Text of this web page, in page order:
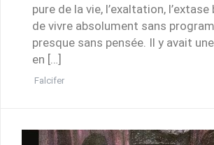
pure de la vie, l’exaltation,
de vivre absolument sans
presque sans pensée. Il y avait
en […]
Falcifer